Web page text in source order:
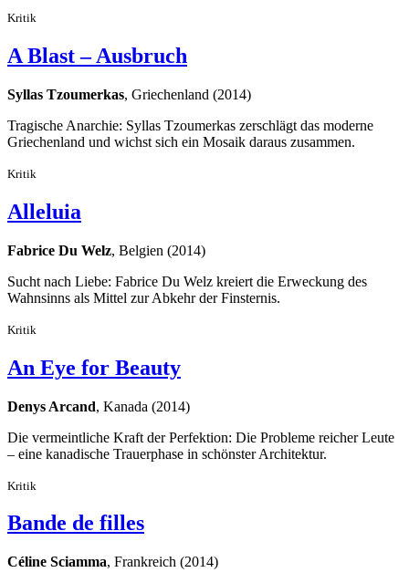
Kritik
A Blast – Ausbruch
Syllas Tzoumerkas, Griechenland (2014)
Tragische Anarchie: Syllas Tzoumerkas zerschlägt das moderne
Griechenland und wichst sich ein Mosaik daraus zusammen.
Kritik
Alleluia
Fabrice Du Welz, Belgien (2014)
Sucht nach Liebe: Fabrice Du Welz kreiert die Erweckung des
Wahnsinns als Mittel zur Abkehr der Finsternis.
Kritik
An Eye for Beauty
Denys Arcand, Kanada (2014)
Die vermeintliche Kraft der Perfektion: Die Probleme reicher Leute
– eine kanadische Trauerphase in schönster Architektur.
Kritik
Bande de filles
Céline Sciamma, Frankreich (2014)